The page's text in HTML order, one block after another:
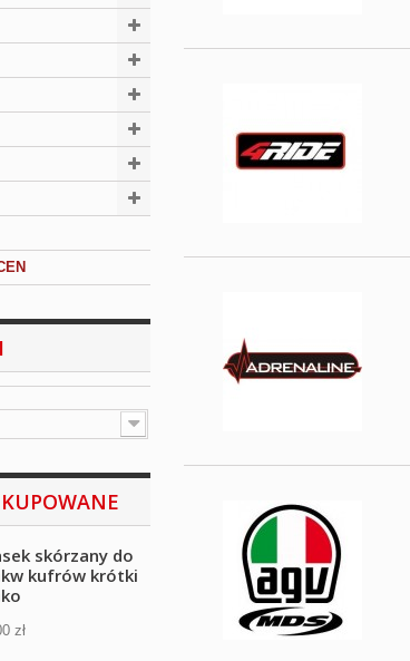
KUPOWANE
skórzany do
kufrów krótki
zł